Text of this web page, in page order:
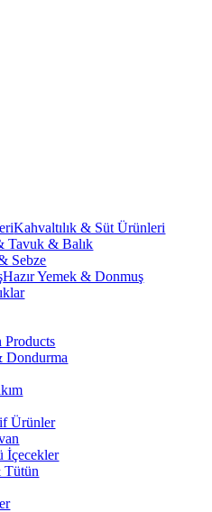
Kahvaltılık & Süt Ürünleri
Tavuk & Balık
Sebze
Hazır Yemek & Donmuş
Products
Dondurma
Ürünler
İçecekler
Tütün